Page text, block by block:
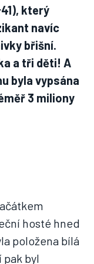
který
navíc
břišní.
a tři děti! A
byla vypsána
3 miliony
hosté hned
položena bílá
pak byl